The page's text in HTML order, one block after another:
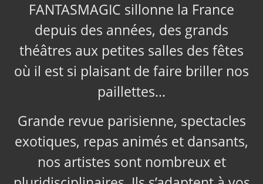
FANTASMAGIC sillonne la France
depuis des années, des grands
théâtres aux petites salles des fêtes
où il est si plaisant de faire briller nos
paillettes…
Grande revue parisienne, spectacles
exotiques, repas animés et dansants,
nos artistes sont nombreux et